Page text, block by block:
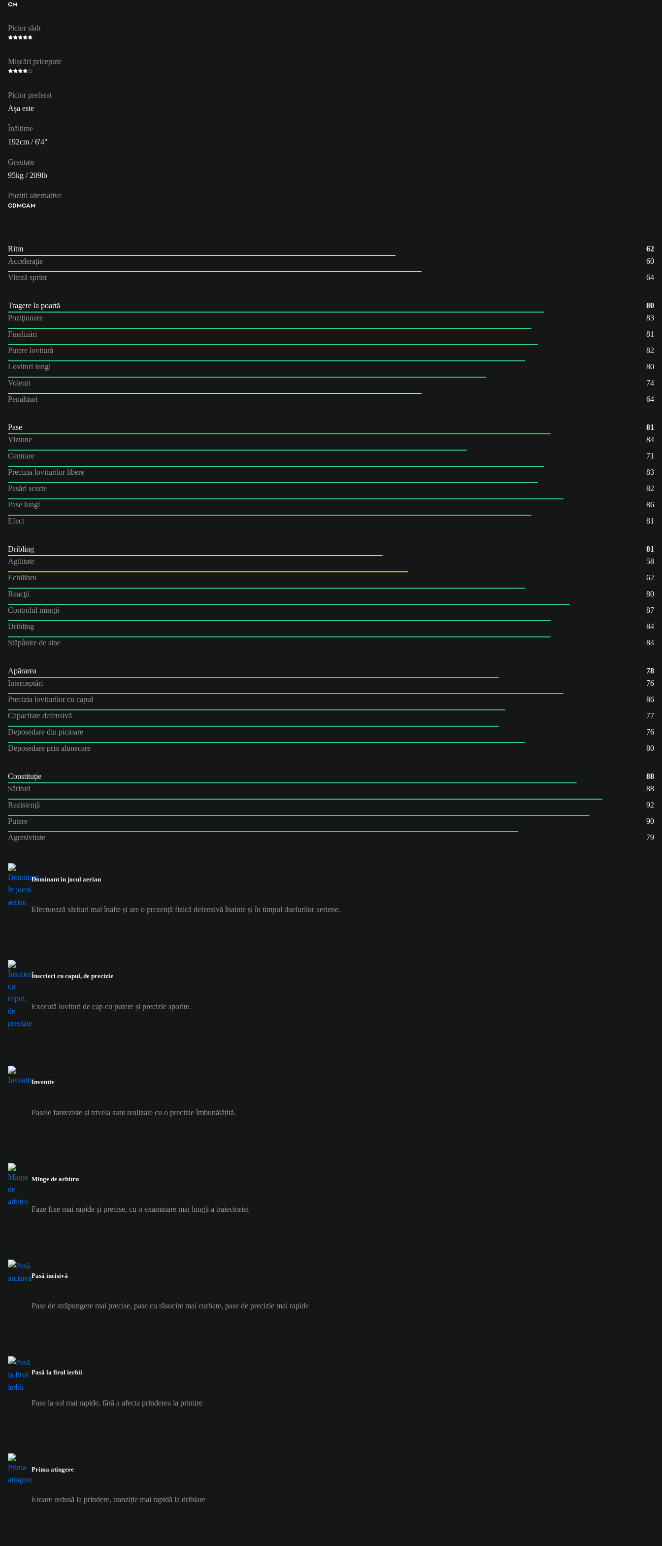
CM
Picior slab
Mișcări pricepute
Picior preferat
Așa este
Înălțime
192cm / 6'4"
Greutate
95kg / 209lb
Poziții alternative
CDMCAM
Ritm
62
Accelerație
60
Viteză sprint
64
Tragere la poartă
80
Poziţionare
83
Finalizări
81
Putere lovitură
82
Lovituri lungi
80
Voleuri
74
Penaltiuri
64
Pase
81
Viziune
84
Centrare
71
Precizia loviturilor libere
83
Pasări scurte
82
Pase lungi
86
Efect
81
Dribling
81
Agilitate
58
Echilibru
62
Reacţii
80
Controlul mingii
87
Dribling
84
Stăpânire de sine
84
Apărarea
78
Interceptări
76
Precizia loviturilor cu capul
86
Capacitate defensivă
77
Deposedare din picioare
76
Deposedare prin alunecare
80
Constituție
88
Sărituri
88
Rezistenţă
92
Putere
90
Agresivitate
79
Dominant în jocul aerian
Efectuează sărituri mai înalte și are o prezență fizică defensivă înainte și în timpul duelurilor aeriene.
Înscrieri cu capul, de precizie
Execută lovituri de cap cu putere și precizie sporite.
Inventiv
Pasele fanteziste și trivela sunt realizate cu o precizie îmbunătățită.
Minge de arbitru
Faze fixe mai rapide și precise, cu o examinare mai lungă a traiectoriei
Pasă incisivă
Pase de străpungere mai precise, pase cu răsucire mai curbate, pase de precizie mai rapide
Pasă la firul ierbii
Pase la sol mai rapide, fără a afecta prinderea la primire
Prima atingere
Eroare redusă la prindere, tranziție mai rapidă la driblare